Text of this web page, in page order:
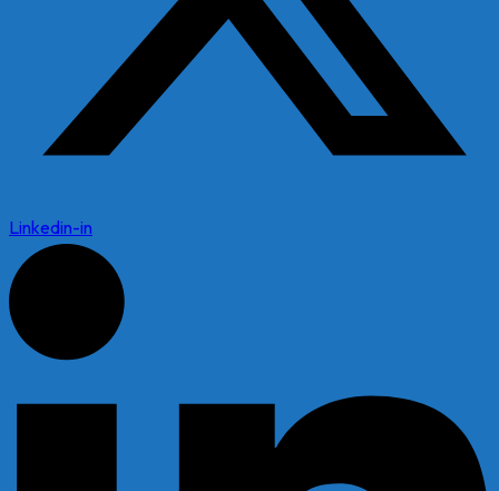
Linkedin-in